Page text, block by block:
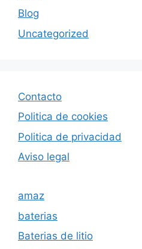
Blog
Uncategorized
Contacto
Politica de cookies
Politica de privacidad
Aviso legal
amaz
baterias
Baterias de litio